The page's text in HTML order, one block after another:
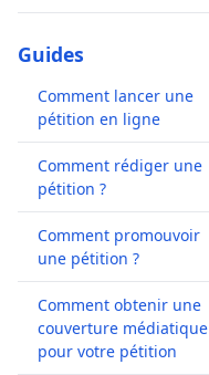
Guides
Comment lancer une
pétition en ligne
Comment rédiger une
pétition ?
Comment promouvoir
une pétition ?
Comment obtenir une
couverture médiatique
pour votre pétition